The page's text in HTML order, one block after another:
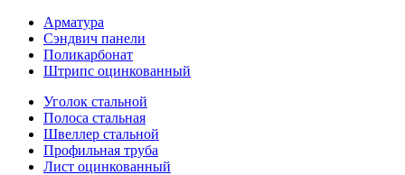
Арматура
Сэндвич панели
Поликарбонат
Штрипс оцинкованный
Уголок стальной
Полоса стальная
Швеллер стальной
Профильная труба
Лист оцинкованный